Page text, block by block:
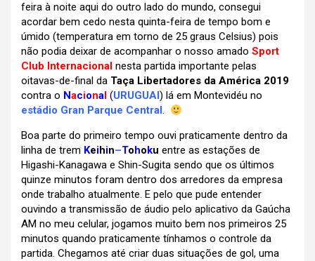
feira à noite aqui do outro lado do mundo, consegui
acordar bem cedo nesta quinta-feira de tempo bom e
úmido (temperatura em torno de 25 graus Celsius) pois
não podia deixar de acompanhar o nosso amado Sport
Club Internacional nesta partida importante pelas
oitavas-de-final da Taça Libertadores da América 2019
contra o Nacional (URUGUAI) lá em Montevidéu no
estádio Gran Parque Central.
Boa parte do primeiro tempo ouvi praticamente dentro da
linha de trem Keihin–Tohoku entre as estações de
Higashi-Kanagawa e Shin-Sugita sendo que os últimos
quinze minutos foram dentro dos arredores da empresa
onde trabalho atualmente. E pelo que pude entender
ouvindo a transmissão de áudio pelo aplicativo da Gaúcha
AM no meu celular, jogamos muito bem nos primeiros 25
minutos quando praticamente tínhamos o controle da
partida. Chegamos até criar duas situações de gol, uma